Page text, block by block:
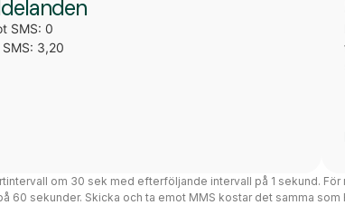
SMS: 0
3,20
om 30 sek med efterföljande intervall på 1 sekund.
sekunder. Skicka och ta emot MMS kostar det samma som